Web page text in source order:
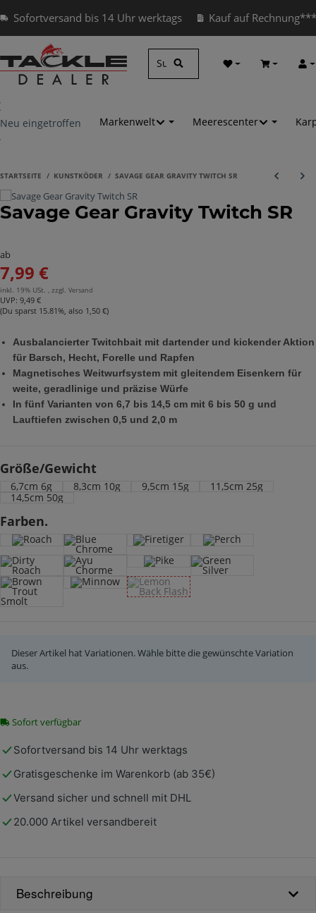
Sofortversand bis 14 Uhr werktags Kauf auf Rechnung***
WunschzettelWarenkorb
Neu eingetroffen Markenwelt Meerescenter
STARTSEITE KUNSTKÖDER SAVAGE GEAR GRAVITY TWITCH SR
Savage Gear Gravity Twitch SR
ab
7,99 €
inkl. 19% USt. , zzgl. Versand
UVP: 9,49 €
(Du sparst 15.81% , also 1,50 €)
Ausbalancierter Twitchbait mit dartender und kickender Aktion
für Barsch, Hecht, Forelle und Rapfen
Magnetisches Weitwurfsystem mit gleitendem Eisenkern für
weite, geradlinige und präzise Würfe
In fünf Varianten von 6,7 bis 14,5 cm mit 6 bis 50 g und
Lauftiefen zwischen 0,5 und 2,0 m
Größe/Gewicht
6,7cm 6g 8,3cm 10g 9,5cm 15g
11,5cm 25g
14,5cm 50g
Farben.
Roach
Blue Chrome
Firetiger Perch
Dirty Roach Ayu Chorme
Pike
Minnow
Lemon Back Flash
- Deine Auswahl ist leider nicht
Dieser Artikel hat Variationen. Wähle bitte die gewünschte Variation
aus.
Sofort verfügbar
Sofortversand bis 14 Uhr werktags
Gratisgeschenke im Warenkorb (ab 35€)
Versand sicher und schnell mit DHL
20.000 Artikel versandbereit
Beschreibung